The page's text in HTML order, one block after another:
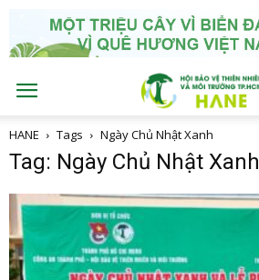
HANE Tags Ngày Chủ Nhật Xanh
Tag: Ngày Chủ Nhật Xanh